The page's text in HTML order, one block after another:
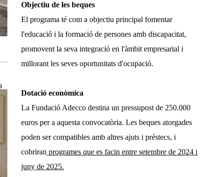
Objectiu de les beques
El programa té com a objectiu principal fomentar
l'educació i la formació de persones amb discapacitat,
promovent la seva integració en l'àmbit empresarial i
millorant les seves oportunitats d'ocupació.
Dotació econòmica
La Fundació Adecco destina un pressupost de 250.000
euros per a aquesta convocatòria. Les beques atorgades
poden ser compatibles amb altres ajuts i préstecs, i
cobriran programes que es facin entre setembre de 2024 i
juny de 2025.